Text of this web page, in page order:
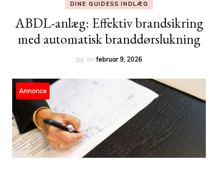
DINE GUIDESS INDLÆG
ABDL-anlæg: Effektiv brandsikring
med automatisk branddørslukning
by onfebruar 9, 2026
Annonce